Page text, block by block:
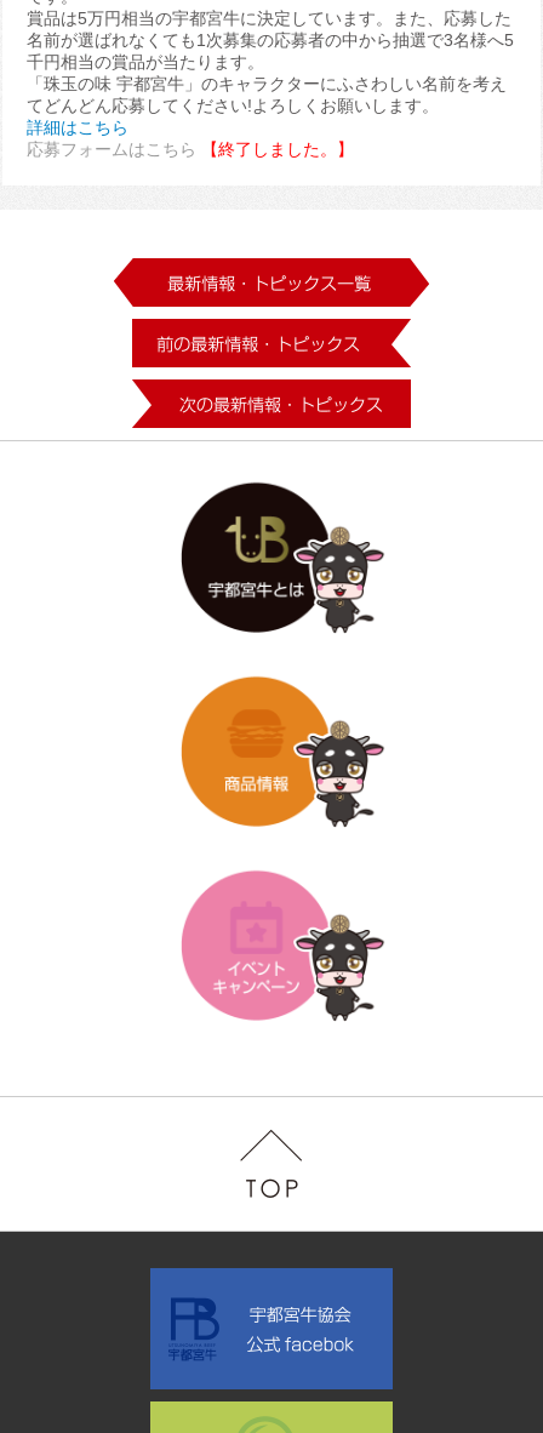
賞品は5万円相当の宇都宮牛に決定しています。また、応募した
名前が選ばれなくても1次募集の応募者の中から抽選で3名様へ5
千円相当の賞品が当たります。
「珠玉の味 宇都宮牛」のキャラクターにふさわしい名前を考え
てどんどん応募してください!よろしくお願いします。
詳細はこちら
応募フォームはこちら
【終了しました。】